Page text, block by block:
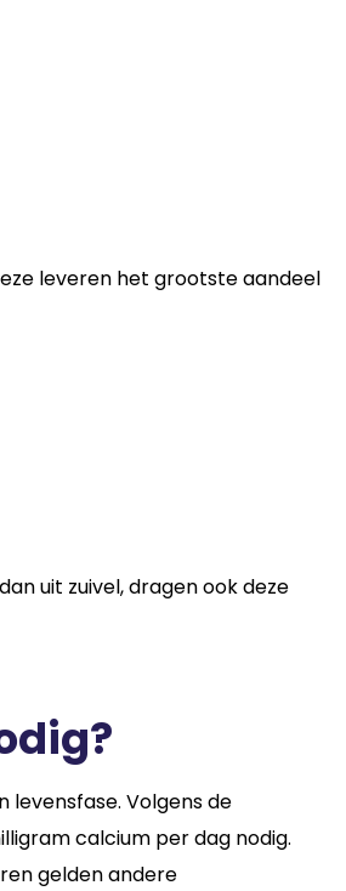
leveren het grootste aandeel
uit zuivel, dragen ook deze
levensfase. Volgens de
calcium per dag nodig.
gelden andere